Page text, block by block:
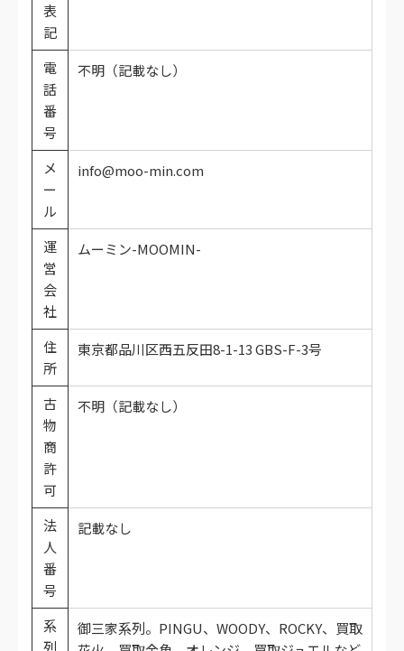
表
記
電
話
番
号
不明（記載なし）
メ
ー
ル
info@moo-min.com
運
営
会
社
ムーミン-MOOMIN-
住
所
東京都品川区西五反田8-1-13 GBS-F-3号
古
物
商
許
可
不明（記載なし）
法
人
番
号
記載なし
系
列
御三家系列。PINGU、WOODY、ROCKY、買取